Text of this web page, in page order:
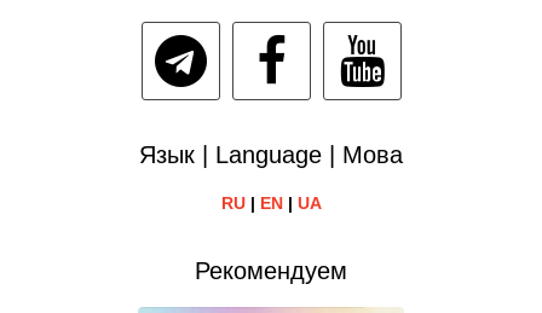
Язык | Language | Мова
RU| EN| UA
Рекомендуем